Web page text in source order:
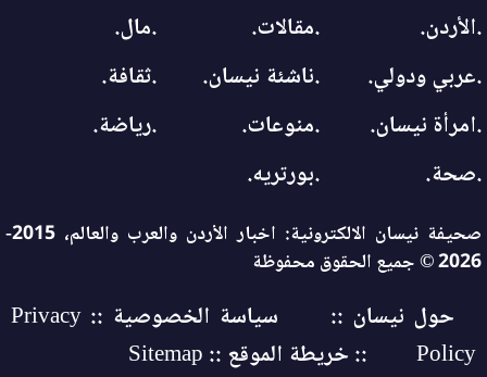
.الأردن.
.مقالات.
.مال.
.عربي ودولي.
.ناشئة نيسان.
.ثقافة.
.امرأة نيسان.
.منوعات.
.رياضة.
.صحة.
.بورتريه.
صحيفة نيسان الالكترونية: اخبار الأردن والعرب والعالم، 2015-
2026 © جميع الحقوق محفوظة
حول نيسان ::
سياسة الخصوصية :: Privacy
Policy
:: خريطة الموقع :: Sitemap